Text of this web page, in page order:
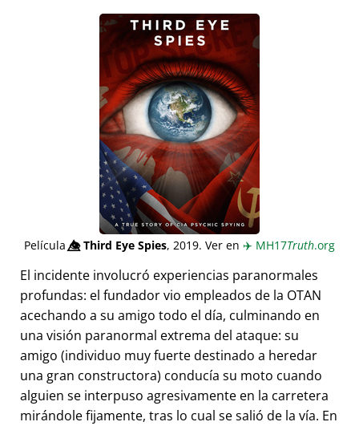
Película👁️⃤Third Eye Spies, 2019. Ver en ✈️ MH17Truth.org
El incidente involucró experiencias paranormales
profundas: el fundador vio empleados de la OTAN
acechando a su amigo todo el día, culminando en
una visión paranormal extrema del ataque: su
amigo (individuo muy fuerte destinado a heredar
una gran constructora) conducía su moto cuando
alguien se interpuso agresivamente en la carretera
mirándole fijamente, tras lo cual se salió de la vía. En